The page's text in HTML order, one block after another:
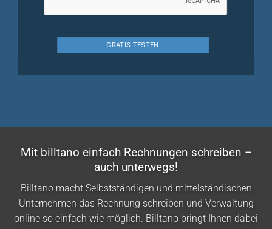
Mit billtano einfach Rechnungen schreiben –
auch unterwegs!
Billtano macht Selbstständigen und mittelständischen
Unternehmen das Rechnung schreiben und Verwaltung
online so einfach wie möglich. Billtano bringt Ihnen dabei